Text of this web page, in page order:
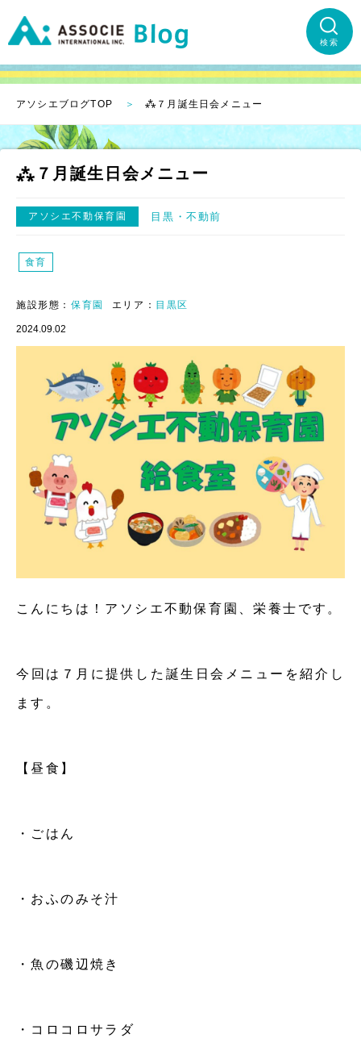
検索
アソシエブログTOP ⁂７月誕生日会メニュー
⁂７月誕生日会メニュー
アソシエ不動保育園 目黒 不動前
食育
施設形態： 保育園 エリア： 目黒区
2024.09.02
こんにちは！アソシエ不動保育園、栄養士です。
今回は７月に提供した誕生日会メニューを紹介し
ます。
【昼食】
・ごはん
・おふのみそ汁
・魚の磯辺焼き
・コロコロサラダ